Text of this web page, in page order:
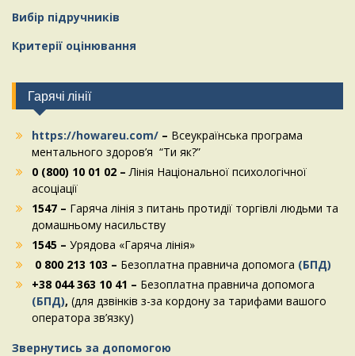
Вибір підручників
Критерії оцінювання
Гарячі лінії
https://howareu.com/ – Всеукраїнська програма
ментального здоров’я “Ти як?”
0 (800) 10 01 02 – Лінія Національної психологічної
асоціації
1547 – Гаряча лінія з питань протидії торгівлі людьми та
домашньому насильству
1545 – Урядова «Гаряча лінія»
0 800 213 103 – Безоплатна правнича допомога (БПД)
+38 044 363 10 41 – Безоплатна правнича допомога
(БПД), (для дзвінків з-за кордону за тарифами вашого
оператора зв’язку)
Звернутись за допомогою